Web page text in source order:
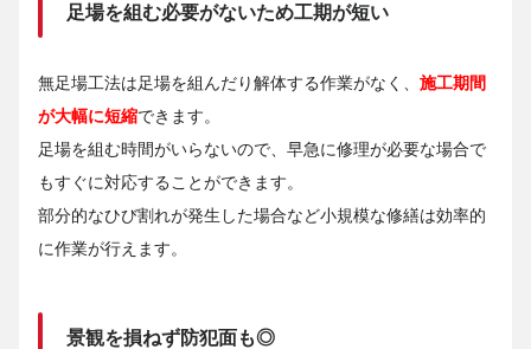
足場を組む必要がないため工期が短い
無足場工法は足場を組んだり解体する作業がなく、 施工期間
が大幅に短縮できます。
足場を組む時間がいらないので、早急に修理が必要な場合で
もすぐに対応することができます。
部分的なひび割れが発生した場合など小規模な修繕は効率的
に作業が行えます。
景観を損ねず防犯面も◎